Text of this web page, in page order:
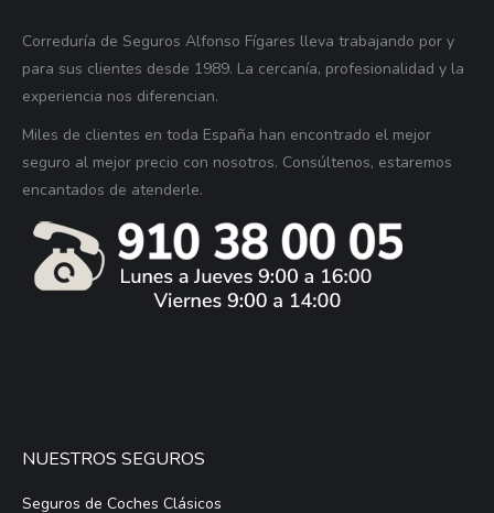
Correduría de Seguros Alfonso Fígares lleva trabajando por y
para sus clientes desde 1989. La cercanía, profesionalidad y la
experiencia nos diferencian.
Miles de clientes en toda España han encontrado el mejor
seguro al mejor precio con nosotros. Consúltenos, estaremos
encantados de atenderle.
NUESTROS SEGUROS
Seguros de Coches Clásicos